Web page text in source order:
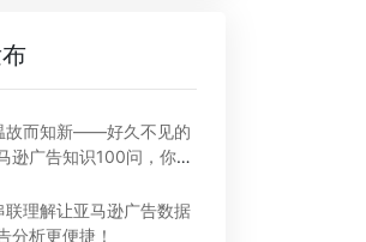
故而知新——好久不见的
逊广告知识100问，你还
联理解让亚马逊广告数据
分析更便捷！